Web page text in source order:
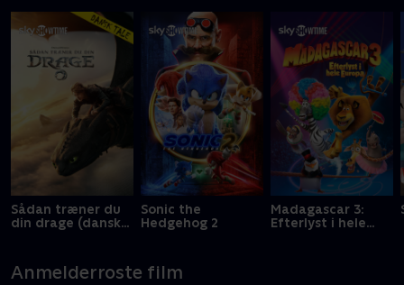
Sådan træner du
din drage (dansk
Sonic the
Hedgehog 2
Madagascar 3:
Efterlyst i hele
Anmelderroste film